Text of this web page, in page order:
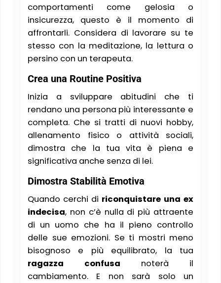
comportamenti come gelosia o
insicurezza, questo è il momento di
affrontarli. Considera di lavorare su te
stesso con la meditazione, la lettura o
persino con un terapeuta.
Crea una Routine Positiva
Inizia a sviluppare abitudini che ti
rendano una persona più interessante e
completa. Che si tratti di nuovi hobby,
allenamento fisico o attività sociali,
dimostra che la tua vita è piena e
significativa anche senza di lei.
Dimostra Stabilità Emotiva
Quando cerchi di riconquistare una ex
indecisa, non c’è nulla di più attraente
di un uomo che ha il pieno controllo
delle sue emozioni. Se ti mostri meno
bisognoso e più equilibrato, la tua
ragazza confusa noterà il
cambiamento. E non sarà solo un